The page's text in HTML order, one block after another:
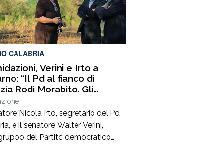
Capo Compartimento Anas
Direttore generale della
Calabria e Direttore generale
Spa, […]
CALABRIA
Verini e Irto a
“Il Pd al fianco di
Rodi Morabito. Gli
e i lavoratori onesti
essere lasciati da
Nicola Irto, segretario del Pd
e il senatore Walter Verini,
del Partito democratico